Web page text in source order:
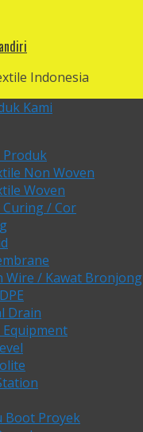
Indonesia
Kami
Produk
Non Woven
Woven
Curing / Cor
Wire / Kawat Bronjong
Drain
Boot Proyek